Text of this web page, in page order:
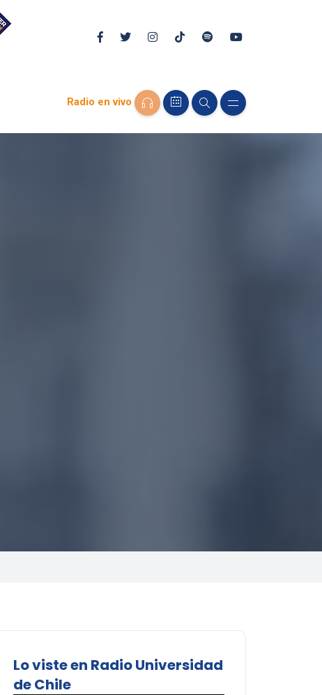
Radio en vivo
Lo viste en Radio Universidad
de Chile